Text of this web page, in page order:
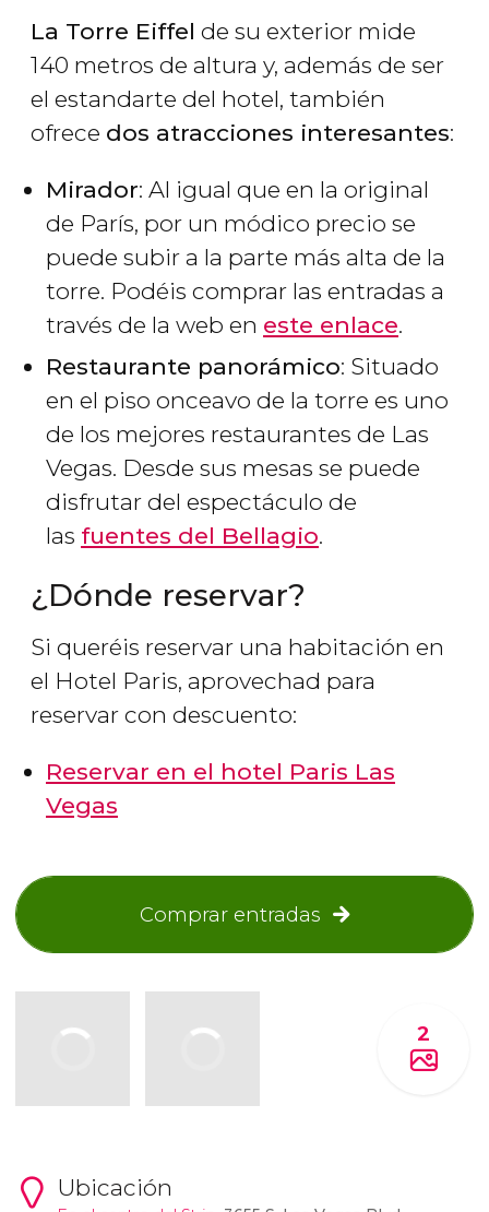
La Torre Eiffel de su exterior mide
140 metros de altura y, además de ser
el estandarte del hotel, también
ofrece dos atracciones interesantes:
Mirador: Al igual que en la original
de París, por un módico precio se
puede subir a la parte más alta de la
torre. Podéis comprar las entradas a
través de la web en este enlace.
Restaurante panorámico: Situado
en el piso onceavo de la torre es uno
de los mejores restaurantes de Las
Vegas. Desde sus mesas se puede
disfrutar del espectáculo de
las fuentes del Bellagio.
¿Dónde reservar?
Si queréis reservar una habitación en
el Hotel Paris, aprovechad para
reservar con descuento:
Reservar en el hotel Paris Las
Vegas
Comprar entradas
2
Ubicación